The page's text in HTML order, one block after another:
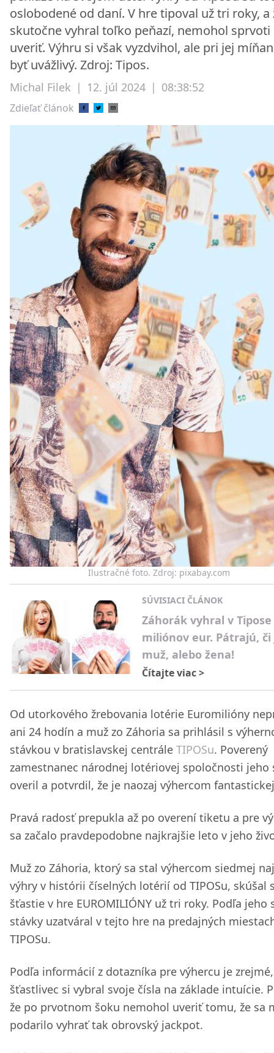
oslobodené od daní. V hre tipoval už tri roky, a
skutočne vyhral toľko peňazí, nemohol sprvoti
uveriť. Výhru si však vyzdvihol, ale pri jej
byť uvážlivý. Zdroj: Tipos.
Michal Filek | 12. júl 2024 | 08:38:52
Zdieľať článok
Ilustračné foto. Zdroj: pixabay.com
SÚVISIACI ČLÁNOK
Záhorák vyhral v Tipose
miliónov eur. Pátrajú,
muž, alebo žena!
Čítajte viac>
Od utorkového žrebovania lotérie Euromilióny
ani 24 hodín a muž zo Záhoria sa prihlásil s
stávkou v bratislavskej centrále TIPOSu. Poverený
zamestnanec národnej lotériovej spoločnosti jeho
overil a potvrdil, že je naozaj výhercom
Pravá radosť prepukla až po overení tiketu a pre
sa začalo pravdepodobne najkrajšie leto v jeho
Muž zo Záhoria, ktorý sa stal výhercom siedmej
výhry v histórii číselných lotérií od TIPOSu, skúšal
šťastie v hre EUROMILIÓNY už tri roky. Podľa jeho
stávky uzatváral v tejto hre na predajných
TIPOSu.
Podľa informácií z dotazníka pre výhercu je
šťastlivec si vybral svoje čísla na základe intuície.
že po prvotnom šoku nemohol uveriť tomu, že sa
podarilo vyhrať tak obrovský jackpot.